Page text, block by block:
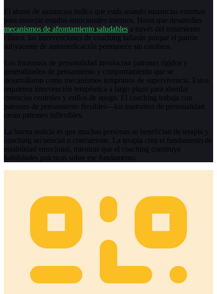
El abuso de sustancias indica que estás usando sustancias externas
para manejar estados emocionales internos. Hasta que desarrolles
mecanismos de afrontamiento saludables a través del tratamiento
clínico, las intervenciones de coaching fallarán porque el patrón
subyacente de automedicación permanece sin cambios.
Los trastornos de personalidad involucran patrones rígidos y
generalizados de pensamiento y comportamiento que se
desarrollaron como mecanismos tempranos de supervivencia. Estos
requieren intervención terapéutica a largo plazo para abordar
creencias centrales y estilos de apego. El coaching trabaja con
patrones de pensamiento flexibles—los trastornos de personalidad
crean patrones inflexibles.
La buena noticia es que muchas personas se benefician de terapia y
coaching secuencial o concurrente. La terapia crea el fundamento de
estabilidad emocional, mientras que el coaching construye
habilidades prácticas sobre ese fundamento.